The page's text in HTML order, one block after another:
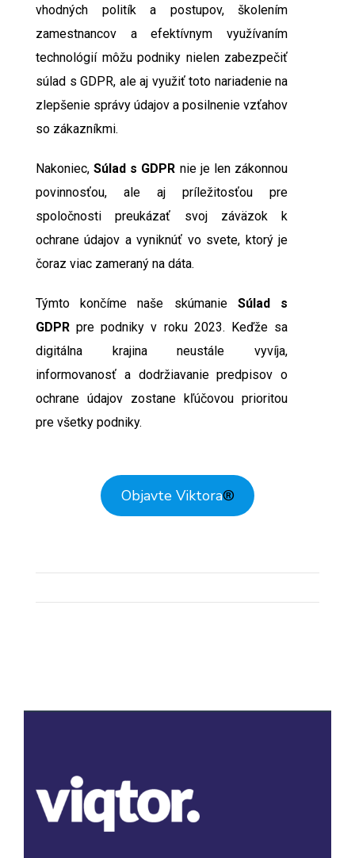
vhodných politík a postupov, školením
zamestnancov a efektívnym využívaním
technológií môžu podniky nielen zabezpečiť
súlad s GDPR, ale aj využiť toto nariadenie na
zlepšenie správy údajov a posilnenie vzťahov
so zákazníkmi.
Nakoniec,Súlad s GDPR nie je len zákonnou
povinnosťou, ale aj príležitosťou pre
spoločnosti preukázať svoj záväzok k
ochrane údajov a vyniknúť vo svete, ktorý je
čoraz viac zameraný na dáta.
Týmto končíme naše skúmanie Súlad s
GDPR pre podniky v roku 2023. Keďže sa
digitálna krajina neustále vyvíja,
informovanosť a dodržiavanie predpisov o
ochrane údajov zostane kľúčovou prioritou
pre všetky podniky.
Objavte Viktora®